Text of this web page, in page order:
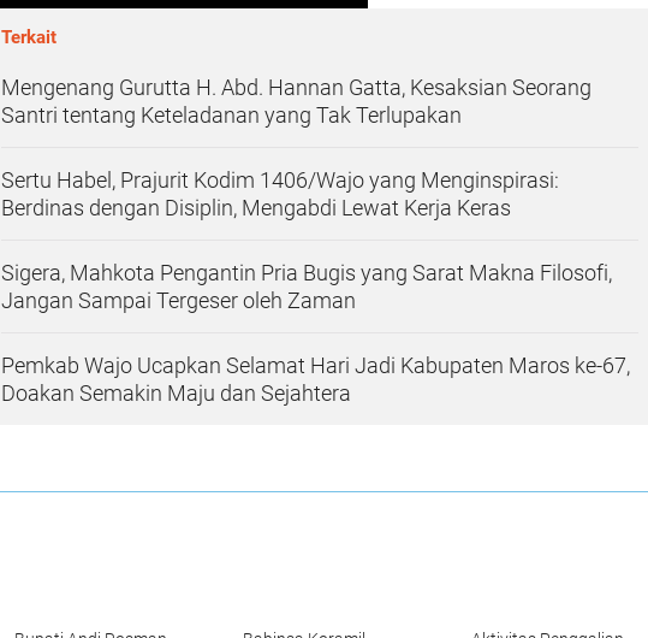
Terkait
Mengenang Gurutta H. Abd. Hannan Gatta, Kesaksian Seorang
Santri tentang Keteladanan yang Tak Terlupakan
Sertu Habel, Prajurit Kodim 1406/Wajo yang Menginspirasi:
Berdinas dengan Disiplin, Mengabdi Lewat Kerja Keras
Sigera, Mahkota Pengantin Pria Bugis yang Sarat Makna Filosofi,
Jangan Sampai Tergeser oleh Zaman
Pemkab Wajo Ucapkan Selamat Hari Jadi Kabupaten Maros ke-67,
Doakan Semakin Maju dan Sejahtera